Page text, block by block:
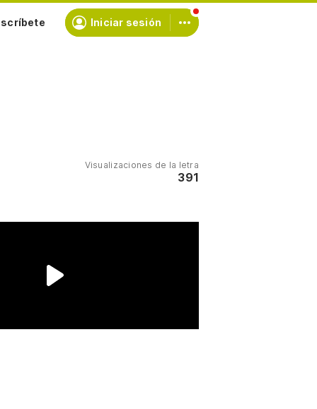
Iniciar sesión
Visualizaciones de la letra
391